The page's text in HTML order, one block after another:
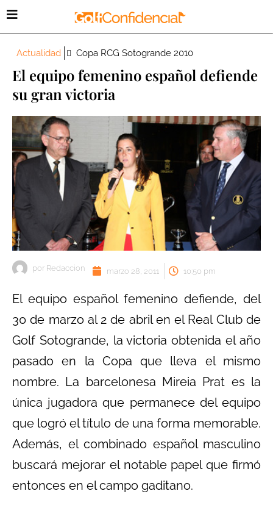
Actualidad Copa RCG Sotogrande 2010
El equipo femenino español defiende
su gran victoria
por Redaccion marzo 28, 2011 10:50 pm
El equipo español femenino defiende, del
30 de marzo al 2 de abril en el Real Club de
Golf Sotogrande, la victoria obtenida el año
pasado en la Copa que lleva el mismo
nombre. La barcelonesa Mireia Prat es la
única jugadora que permanece del equipo
que logró el título de una forma memorable.
Además, el combinado español masculino
buscará mejorar el notable papel que firmó
entonces en el campo gaditano.